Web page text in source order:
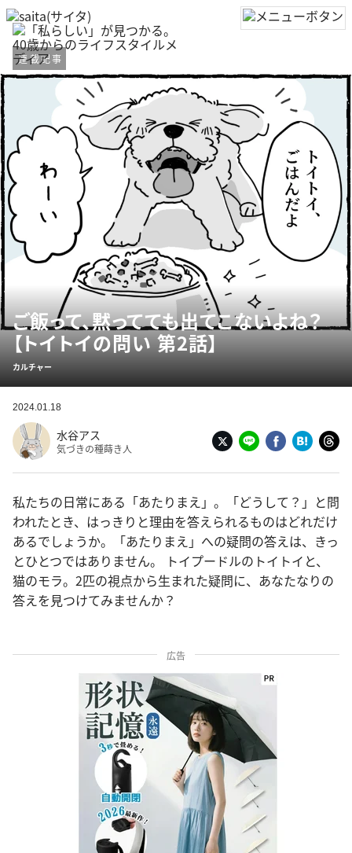
連載記事
ご飯って、黙ってても出てこないよね？
【トイトイの問い 第2話】
カルチャー
2024.01.18
水谷アス
気づきの種蒔き人
私たちの日常にある「あたりまえ」。「どうして？」と問
われたとき、はっきりと理由を答えられるものはどれだけ
あるでしょうか。「あたりまえ」への疑問の答えは、きっ
とひとつではありません。 トイプードルのトイトイと、
猫のモラ。2匹の視点から生まれた疑問に、あなたなりの
答えを見つけてみませんか？
広告